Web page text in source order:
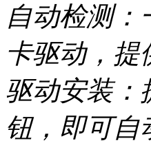
自动检测
卡驱动，提
驱动安装：
钮，即可自